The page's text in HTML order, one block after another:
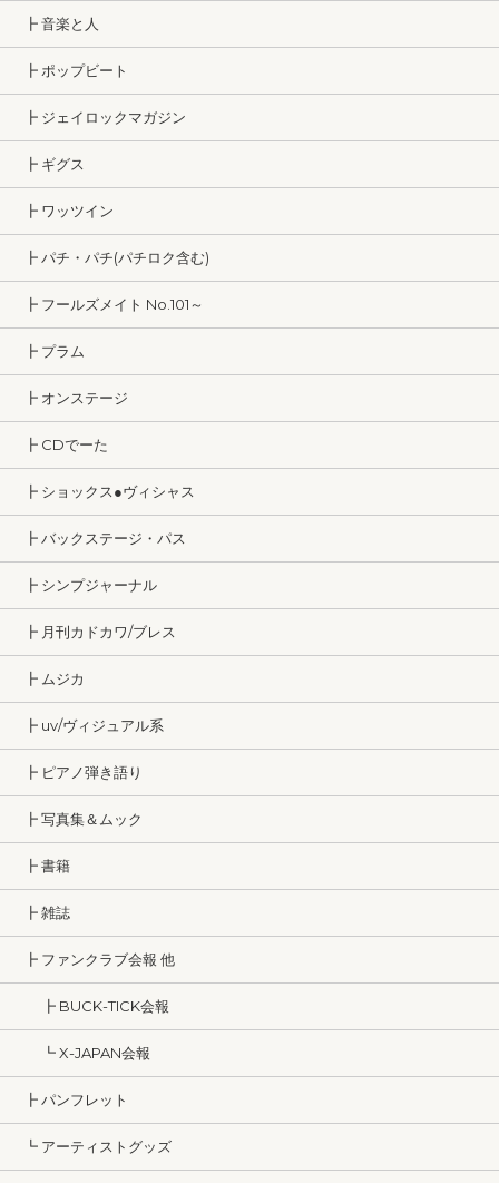
┣ 音楽と人
┣ ポップビート
┣ ジェイロックマガジン
┣ ギグス
┣ ワッツイン
┣ パチ・パチ(パチロク含む)
┣ フールズメイト No.101～
┣ プラム
┣ オンステージ
┣ CDでーた
┣ ショックス●ヴィシャス
┣ バックステージ・パス
┣ シンプジャーナル
┣ 月刊カドカワ/ブレス
┣ ムジカ
┣ uv/ヴィジュアル系
┣ ピアノ弾き語り
┣ 写真集＆ムック
┣ 書籍
┣ 雑誌
┣ ファンクラブ会報 他
┣ BUCK-TICK会報
┗ X-JAPAN会報
┣ パンフレット
┗ アーティストグッズ